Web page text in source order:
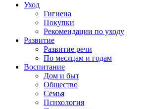
Уход
Гигиена
Покупки
Рекомендации по уходу
Развитие
Развитие речи
По месяцам и годам
Воспитание
Дом и быт
Общество
Семья
Психология